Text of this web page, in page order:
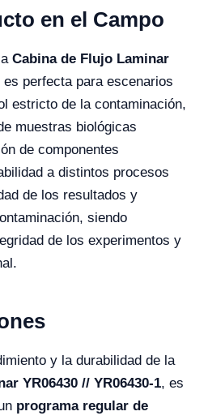
en el Campo
Cabina de Flujo Laminar
es perfecta para escenarios
estricto de la contaminación,
muestras biológicas
de componentes
a distintos procesos
de los resultados y
siendo
de los experimentos y
y la durabilidad de la
YR06430 // YR06430-1, es
programa regular de